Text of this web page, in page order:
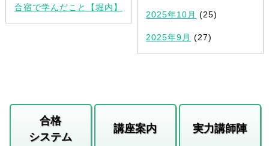
合宿で学んだこと【堀内】
2025年10月 (25)
2025年9月 (27)
合格
システム
講座案内 実力講師陣